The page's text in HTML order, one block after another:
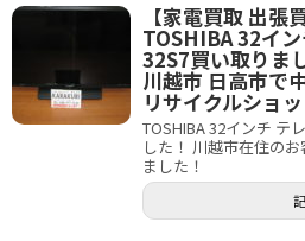
【家電買取 出張
TOSHIBA 32イ
32S7買い取りま
川越市 日高市で
リサイクルショ
TOSHIBA 32インチ テ
した！ 川越市在住の
ました！